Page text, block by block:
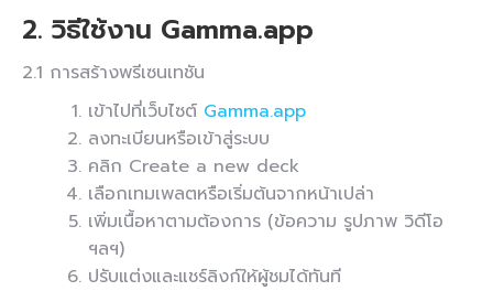
2. วิธีใช้งาน Gamma.app
2.1 การสร้างพรีเซนเทชัน
เข้าไปที่เว็บไซต์ Gamma.app
ลงทะเบียนหรือเข้าสู่ระบบ
คลิก Create a new deck
เลือกเทมเพลตหรือเริ่มต้นจากหน้าเปล่า
เพิ่มเนื้อหาตามต้องการ (ข้อความ รูปภาพ วิดีโอ
ฯลฯ)
ปรับแต่งและแชร์ลิงก์ให้ผู้ชมได้ทันที